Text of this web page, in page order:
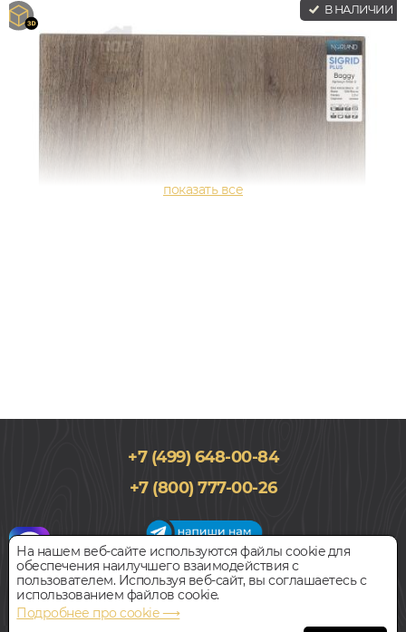
В НАЛИЧИИ
2×184,15x1219,2, мм
0,3, Дуб, Однополосный, Водостойкий
Цена за 1 м² 1 428руб.
БЫСТРЫЙ ЗАКАЗ КУПИТЬ
+7 (499) 648-00-84
+7 (800) 777-00-26
График работы салона
Пн-Вс с 09:00 до 21:00
Наш адрес:127018, г. Москва,
ул.Складочная, д.1, строение 9
На нашем веб-сайте используются файлы cookie для
обеспечения наилучшего взаимодействия с
пользователем. Используя веб-сайт, вы соглашаетесь с
использованием файлов cookie.
Подробнее про cookie ⟶